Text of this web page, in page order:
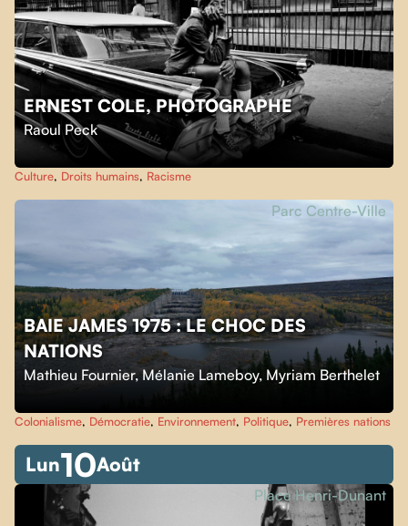
ERNEST COLE, PHOTOGRAPHE
Raoul Peck
Culture, Droits humains, Racisme
BAIE JAMES 1975 : LE CHOC DES
NATIONS
Mathieu Fournier,Mélanie Lameboy, Myriam Berthelet
Parc Centre-Ville
Colonialisme, Démocratie, Environnement, Politique, Premières nations
Lun10Août
Place Henri-Dunant